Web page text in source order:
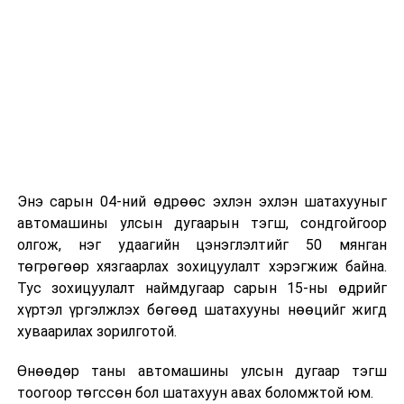
Энэ сарын 04-ний өдрөөс эхлэн эхлэн шатахууныг
автомашины улсын дугаарын тэгш, сондгойгоор
олгож, нэг удаагийн цэнэглэлтийг 50 мянган
төгрөгөөр хязгаарлах зохицуулалт хэрэгжиж байна.
Тус зохицуулалт наймдугаар сарын 15-ны өдрийг
хүртэл үргэлжлэх бөгөөд шатахууны нөөцийг жигд
хуваарилах зорилготой.
Өнөөдөр таны автомашины улсын дугаар тэгш
тоогоор төгссөн бол шатахуун авах боломжтой юм.